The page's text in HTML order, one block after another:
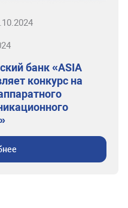
банк «ASIA
конкурс на